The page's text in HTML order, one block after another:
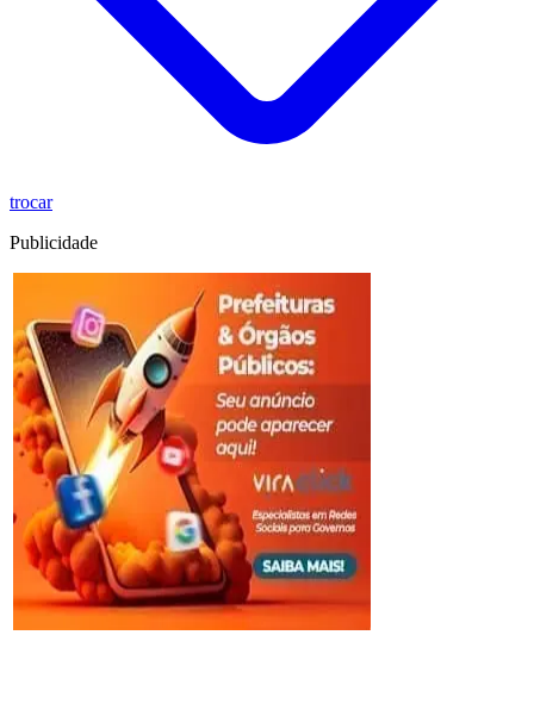
trocar
Publicidade